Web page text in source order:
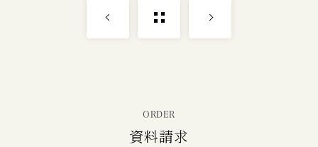
ORDER
資料請求